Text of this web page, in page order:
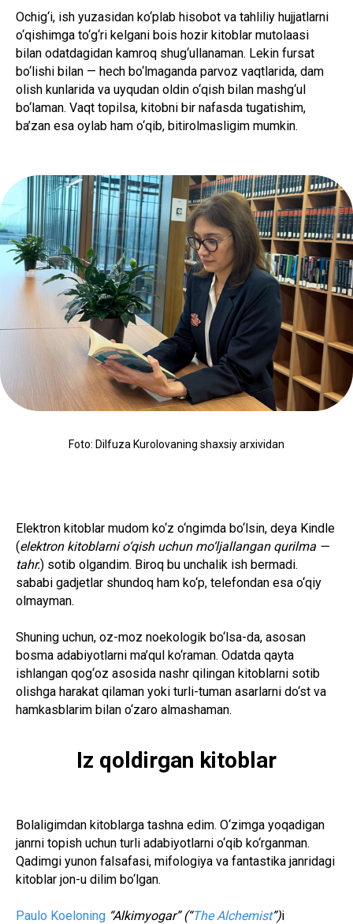
Ochig‘i, ish yuzasidan ko‘plab hisobot va tahliliy hujjatlarni
o‘qishimga to‘g‘ri kelgani bois hozir kitoblar mutolaasi
bilan odatdagidan kamroq shug‘ullanaman. Lekin fursat
bo‘lishi bilan — hech bo‘lmaganda parvoz vaqtlarida, dam
olish kunlarida va uyqudan oldin o‘qish bilan mashg‘ul
bo‘laman. Vaqt topilsa, kitobni bir nafasda tugatishim,
ba’zan esa oylab ham o‘qib, bitirolmasligim mumkin.
Foto: Dilfuza Kurolovaning shaxsiy arxividan
Elektron kitoblar mudom ko‘z o‘ngimda bo‘lsin, deya Kindle
(elektron kitoblarni o‘qish uchun mo‘ljallangan qurilma —
tahr.) sotib olgandim. Biroq bu unchalik ish bermadi.
sababi gadjetlar shundoq ham ko‘p, telefondan esa o‘qiy
olmayman.
Shuning uchun, oz-moz noekologik bo‘lsa-da, asosan
bosma adabiyotlarni ma’qul ko‘raman. Odatda qayta
ishlangan qog‘oz asosida nashr qilingan kitoblarni sotib
olishga harakat qilaman yoki turli-tuman asarlarni do‘st va
hamkasblarim bilan o‘zaro almashaman.
Iz qoldirgan kitoblar
Bolaligimdan kitoblarga tashna edim. O‘zimga yoqadigan
janrni topish uchun turli adabiyotlarni o‘qib ko‘rganman.
Qadimgi yunon falsafasi, mifologiya va fantastika janridagi
kitoblar jon-u dilim bo‘lgan.
Paulo Koeloning “Alkimyogar” (“The Alchemist”)i